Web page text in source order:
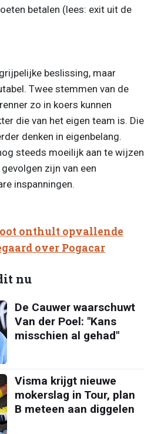
betalen (lees: exit uit de
beslissing, maar
Twee stemmen van de
zo in koers kunnen
die van het eigen team is. Die
denken in eigenbelang.
steeds moeilijk aan te wijzen
zijn van een
inspanningen.
onthult opvallende
over Pogacar
nu
De Cauwer waarschuwt
Van der Poel: "Kans
misschien al gehad"
Visma krijgt nieuwe
mokerslag in Tour, plan
B meteen aan diggelen